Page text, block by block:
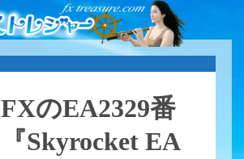
FXのEA2329番
『Skyrocket EA